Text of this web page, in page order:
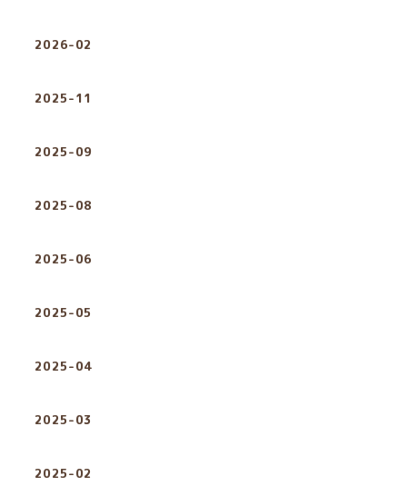
2026-02
2025-11
2025-09
2025-08
2025-06
2025-05
2025-04
2025-03
2025-02